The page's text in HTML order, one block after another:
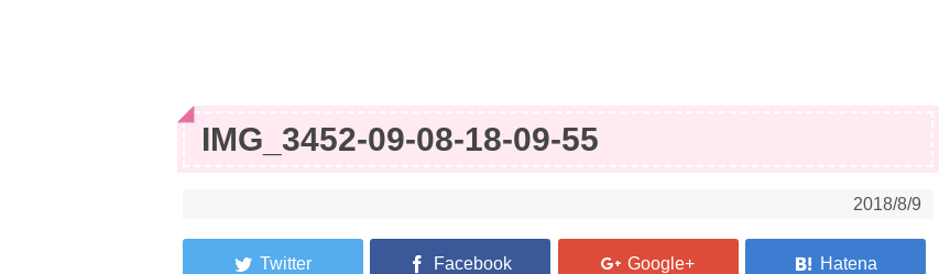
IMG_3452-09-08-18-09-55
2018/8/9